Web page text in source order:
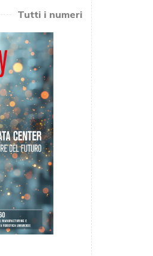
Tutti i numeri